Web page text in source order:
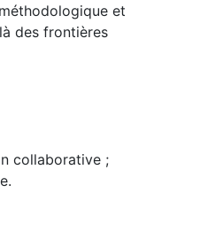
et
des frontières
collaborative ;